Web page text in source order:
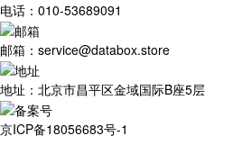
电话：010-53689091
邮箱：service@databox.store
地址：北京市昌平区金域国际B座5层
京ICP备18056683号-1